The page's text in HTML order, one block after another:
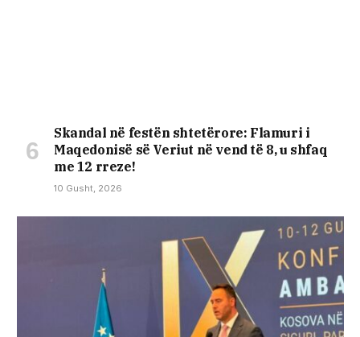
Skandal në festën shtetërore: Flamuri i
Maqedonisë së Veriut në vend të 8, u shfaq
me 12 rreze!
10 Gusht, 2026